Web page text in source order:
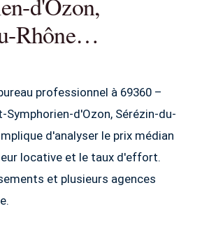
Rhône…
professionnel à 69360 –
Symphorien-d'Ozon, Sérézin-du-
d'analyser le prix médian
locative et le taux d'effort.
et plusieurs agences